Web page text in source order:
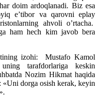
doim ardoqlanadi. Biz esa
e’tibor va qarovni eplay
ahvoli o’rtacha.
ham hech kim javob bera
izohi: Mustafo Kamol
tarafdorlariga keskin
Nozim Hikmat haqida
«Uni dorga osish kerak, keyin